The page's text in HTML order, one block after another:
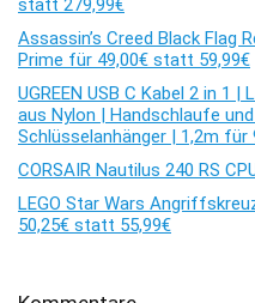
statt 279,99€
Assassin’s Creed Black Flag
Prime für 49,00€ statt 59,99€
UGREEN USB C Kabel 2 in 1
aus Nylon | Handschlaufe
Schlüsselanhänger | 1,2m
CORSAIR Nautilus 240 RS
LEGO Star Wars
50,25€ statt 55,99€